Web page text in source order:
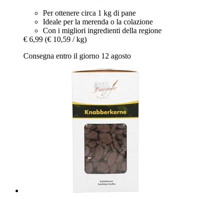
Per ottenere circa 1 kg di pane
Ideale per la merenda o la colazione
Con i migliori ingredienti della regione
€ 6,99 (€ 10,59 / kg)
Consegna entro il giorno 12 agosto